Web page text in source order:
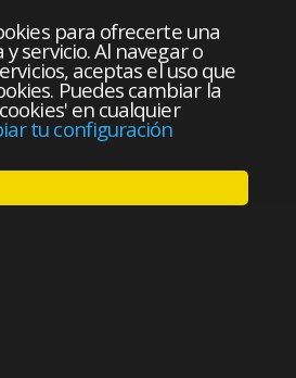
para ofrecerte una
servicio. Al navegar o
aceptas el uso que
Puedes cambiar la
en cualquier
tu configuración